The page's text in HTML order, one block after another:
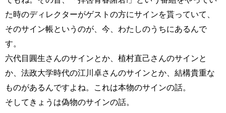
た時のディレクターがゲストの方にサインを貰っていて、
そのサイン帳というのが、今、わたしのうちにあるんで
す。
六代目圓生さんのサインとか、植村直己さんのサインと
か、法政大学時代の江川卓さんのサインとか、結構貴重な
ものがあるんですよね。これは本物のサインの話。
そしてきょうは偽物のサインの話。